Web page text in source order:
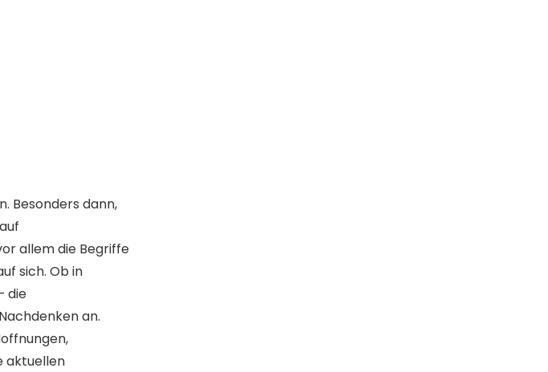
Besonders dann,
allem die Begriffe
sich. Ob in
die
an.
aktuellen